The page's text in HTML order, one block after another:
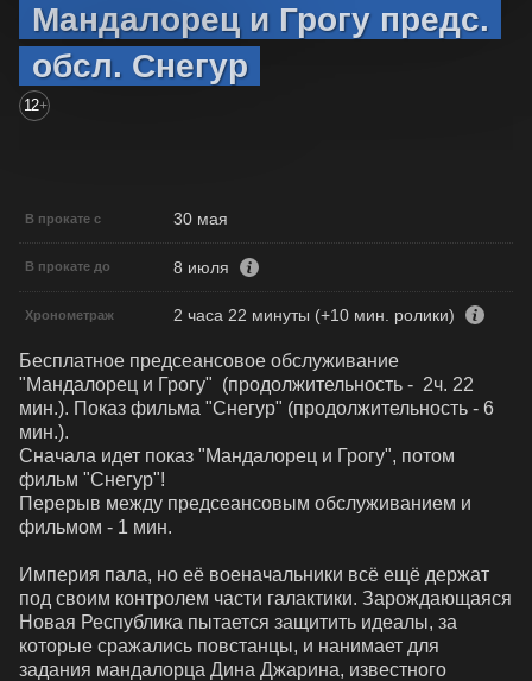
Мандалорец и Грогу предс.
обсл. Снегур
12+
В прокате с 30 мая
В прокате до 8 июля
Хронометраж 2 часа 22 минуты (+10 мин. ролики)
Бесплатное предсеансовое обслуживание
"Мандалорец и Грогу"  (продолжительность -  2ч. 22
мин.). Показ фильма "Снегур" (продолжительность - 6
мин.).
Сначала идет показ "Мандалорец и Грогу", потом
фильм "Снегур"!
Перерыв между предсеансовым обслуживанием и
фильмом - 1 мин.
Империя пала, но её военачальники всё ещё держат
под своим контролем части галактики. Зарождающаяся
Новая Республика пытается защитить идеалы, за
которые сражались повстанцы, и нанимает для
задания мандалорца Дина Джарина, известного